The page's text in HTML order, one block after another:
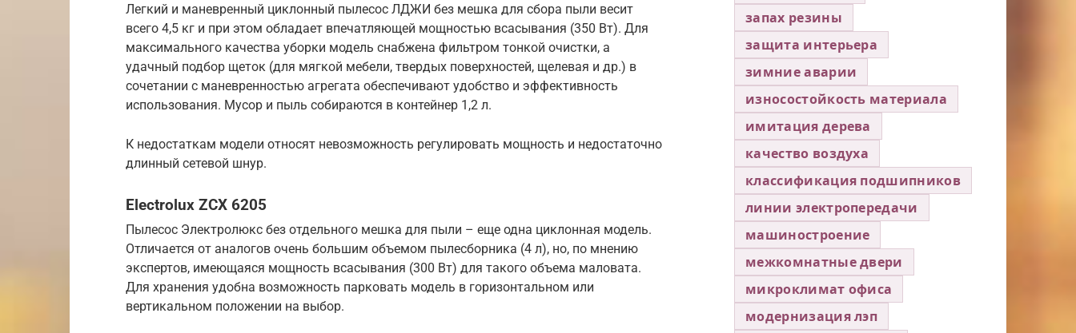
Легкий и маневренный циклонный пылесос ЛДЖИ без мешка для сбора пыли весит
всего 4,5 кг и при этом обладает впечатляющей мощностью всасывания (350 Вт). Для
максимального качества уборки модель снабжена фильтром тонкой очистки, а
удачный подбор щеток (для мягкой мебели, твердых поверхностей, щелевая и др.) в
сочетании с маневренностью агрегата обеспечивают удобство и эффективность
использования. Мусор и пыль собираются в контейнер 1,2 л.
К недостаткам модели относят невозможность регулировать мощность и недостаточно
длинный сетевой шнур.
Electrolux ZCX 6205
Пылесос Электролюкс без отдельного мешка для пыли – еще одна циклонная модель.
Отличается от аналогов очень большим объемом пылесборника (4 л), но, по мнению
экспертов, имеющаяся мощность всасывания (300 Вт) для такого объема маловата.
Для хранения удобна возможность парковать модель в горизонтальном или
вертикальном положении на выбор.
запах резины
защита интерьера
зимние аварии
износостойкость материала
имитация дерева
качество воздуха
классификация подшипников
линии электропередачи
машиностроение
межкомнатные двери
микроклимат офиса
модернизация лэп